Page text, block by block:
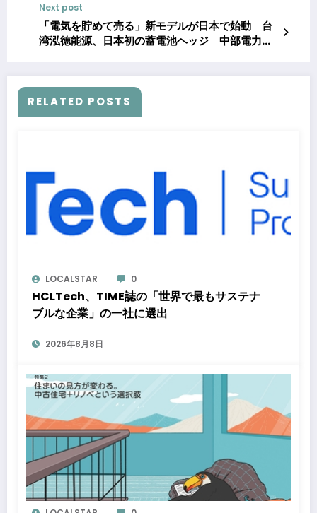
Next post
「電気を貯めて売る」新モデルが日本で始動 台
湾泓徳能源、日本初の蓄電池ヘッジ 中部電力ミ
RELATED POSTS
LOCALSTAR 0
HCLTech、TIME誌の「世界で最もサステナ
ブルな企業」の一社に選出
2026年8月8日